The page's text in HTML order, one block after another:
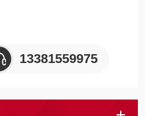
13381559975